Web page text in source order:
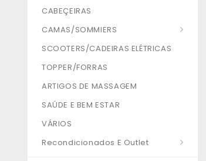
CABEÇEIRAS
CAMAS/SOMMIERS
SCOOTERS/CADEIRAS ELÉTRICAS
TOPPER/FORRAS
ARTIGOS DE MASSAGEM
SAÚDE E BEM ESTAR
VÁRIOS
Recondicionados E Outlet